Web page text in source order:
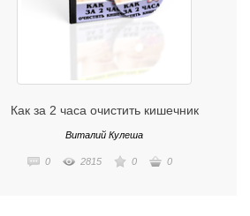
Как за 2 часа очистить кишечник
Виталий Кулеша
0 2815 0 0